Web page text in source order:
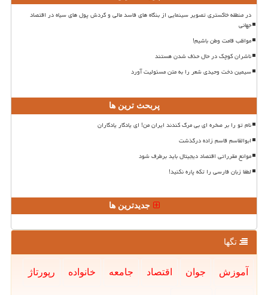
در منطقه خاکستری تصویر سینمایی از بنگاه های فاسد مالی و گردش پول های سیاه در اقتصاد
جهانی
مواظب قامت وطن باشیم!
ناشران کوچک در حال حذف شدن هستند
سیمین دخت وحیدی شعر را به متن مسئولیت آورد
پربحث ترین ها
نام تو را بر صخره ای بی مرگ کندند ایران من! ای یادگار یادگاران
ابوالقاسم قاسم زاده درگذشت
موانع مقرراتی اقتصاد دیجیتال باید برطرف شود
لطفا زبان فارسی را تکه پاره نکنید!
جدیدترین ها
تگها
آموزش جوان اقتصاد جامعه خانواده رپورتاژ